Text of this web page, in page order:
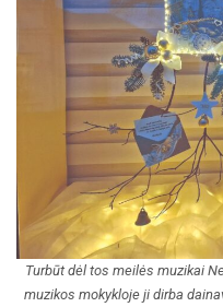
Turbūt dėl tos meilės muzikai
muzikos mokykloje ji dirba